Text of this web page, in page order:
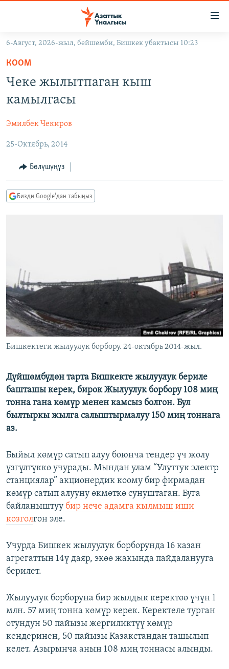
Навигацияга
өтүңүз
Издөөгө
салыңыз
ЭКОНОМИКА
МАДАНИЯТ
БОРБОР АЗИЯ
АТАЙЫН ИЛИКТӨӨ
ТВ ПРОГРАММАЛАР
БҮГҮН АЗАТТЫКТА
БИЗ ЖАНА ДҮЙНӨ
ЫҢГАЙСЫЗ СУРООЛОР
ПОДКАСТ
ӨЗГӨЧӨ ПИКИР
ЭЕ/АРнун бардык сайттары
6-Август, 2026-жыл, бейшемби, Бишкек убактысы 10:23
КООМ
Чеке жылытпаган кыш
камылгасы
Эмилбек Чекиров
25-Октябрь, 2014
Бөлүшүңүз
Бизди Google'дан табыңыз
Бишкектеги жылуулук борбору. 24-октябрь 2014-жыл.
Дүйшөмбүдөн тарта Бишкекте жылуулук бериле
башташы керек, бирок Жылуулук борбору 108 миң
тонна гана көмүр менен камсыз болгон. Бул
былтыркы жылга салыштырмалуу 150 миң тоннага
аз.
Быйыл көмүр сатып алуу боюнча тендер үч жолу
үзгүлтүккө учурады. Мындан улам “Улуттук электр
станциялар” акционердик коому бир фирмадан
көмүр сатып алууну өкмөткө сунуштаган. Буга
байланыштуу бир нече адамга кылмыш иши
козголгон эле.
Учурда Бишкек жылуулук борборунда 16 казан
агрегаттын 14ү даяр, экөө жакында пайдаланууга
берилет.
Жылуулук борборуна бир жылдык керектөө үчүн 1
млн. 57 миң тонна көмүр керек. Керектеле турган
отундун 50 пайызы жергиликтүү көмүр
кендеринен, 50 пайызы Казакстандан ташылып
келет. Азырынча анын 108 миң тоннасы алынды.